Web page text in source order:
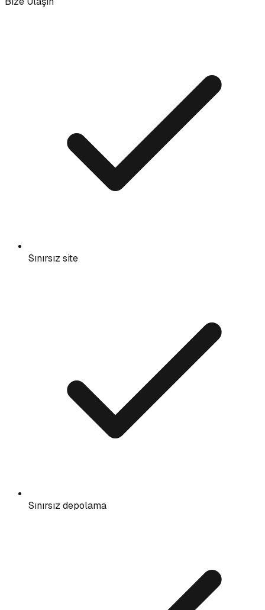
Sınırsız site
Sınırsız depolama